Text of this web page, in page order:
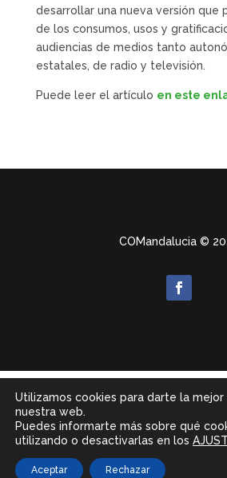
desarrollar una nueva versión que
de los consumos, usos y
audiencias de medios tanto
estatales, de radio y televisión.
Puede leer el artículo en este
COMandalucia ©
Utilizamos cookies para darte la mejor
nuestra web.
Puedes informarte más sobre qué
utilizando o desactivarlas en los
Aceptar Rechazar